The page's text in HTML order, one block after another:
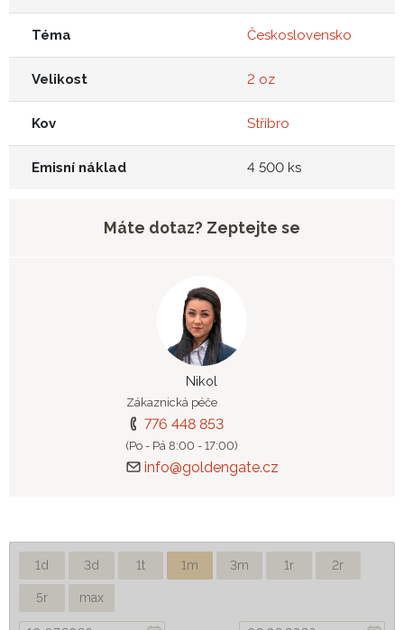
Téma Československo
Velikost 2 oz
Kov Stříbro
Emisní náklad 4 500 ks
Máte dotaz? Zeptejte se
Nikol
Zákaznická péče
776 448 853
(Po - Pá 8:00 - 17:00)
info@goldengate.cz
1d 3d 1t 1m 3m 1r 2r
5r max